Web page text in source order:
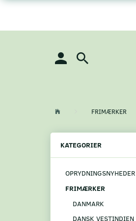
FRIMÆRKER
KATEGORIER
OPRYDNINGSNYHEDER
FRIMÆRKER
DANMARK
DANSK VESTINDIEN